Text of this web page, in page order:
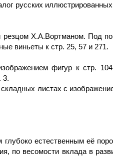
русских
резцом Х.А.Вортманом. Под
виньеты к стр. 25, 57 и 271.
фигур к стр.
3.
листах с
естественным её
по весомости вклада в